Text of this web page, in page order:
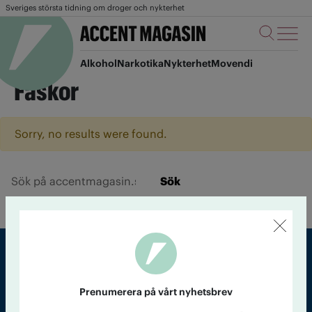
Sveriges största tidning om droger och nykterhet
AlkoholNarkotikaNykterhetMovendi
Faskor
Sorry, no results were found.
Sök
Prenumerera på vårt nyhetsbrev